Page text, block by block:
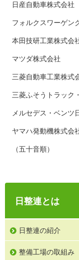
日産自動車株式会社
フォルクスワーゲン
本田技研工業株式会
マツダ株式会社
三菱自動車工業株式
三菱ふそうトラック
メルセデス・ベンツ
ヤマハ発動機株式会
（五十音順）
日整連とは
日整連の紹介
整備工場の取組み